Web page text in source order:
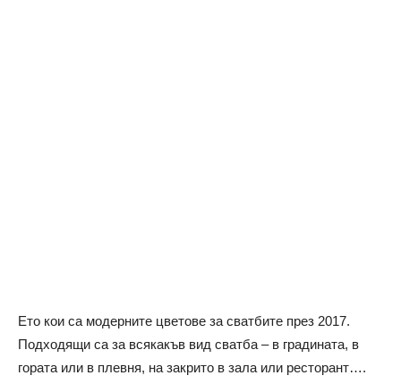
Ето кои са модерните цветове за сватбите през 2017.
Подходящи са за всякакъв вид сватба – в градината, в
гората или в плевня, на закрито в зала или ресторант….